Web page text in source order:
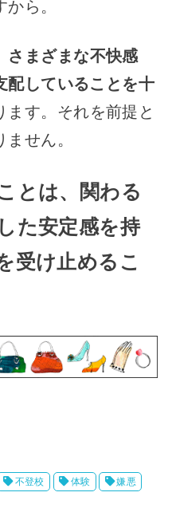
ら。
さまざまな不快感
配していることを十
ます。それを前提と
せん。
とは、関わる
た安定感を持
受け止めるこ
不登校 体験 嫌悪